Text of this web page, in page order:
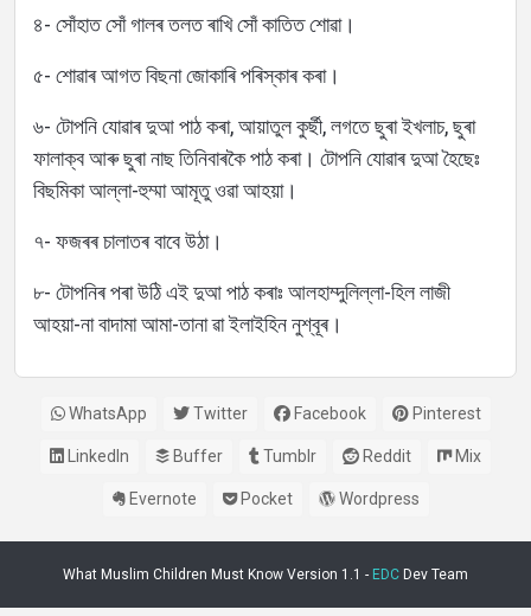
৪- সোঁহাত সোঁ গালৰ তলত ৰাখি সোঁ কাতিত শোৱা।
৫- শোৱাৰ আগত বিছনা জোকাৰি পৰিস্কাৰ কৰা।
৬- টোপনি যোৱাৰ দুআ পাঠ কৰা, আয়াতুল কুৰ্ছী, লগতে ছুৰা ইখলাচ, ছুৰা
ফালাক্ব আৰু ছুৰা নাছ তিনিবাৰকৈ পাঠ কৰা। টোপনি যোৱাৰ দুআ হৈছেঃ
বিছমিকা আল্লা-হুম্মা আমূতু ওৱা আহয়া।
৭- ফজৰৰ চালাতৰ বাবে উঠা।
৮- টোপনিৰ পৰা উঠি এই দুআ পাঠ কৰাঃ আলহাম্দুলিল্লা-হিল লাজী
আহয়া-না বাদামা আমা-তানা ৱা ইলাইহিন নুশ্বূৰ।
WhatsApp Twitter Facebook Pinterest
LinkedIn Buffer Tumblr Reddit Mix
Evernote Pocket Wordpress
What Muslim Children Must Know Version 1.1 - EDC Dev Team